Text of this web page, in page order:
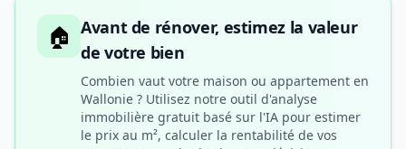
🏠 Avant de rénover, estimez la valeur
de votre bien
Combien vaut votre maison ou appartement en
Wallonie ? Utilisez notre outil d'analyse
immobilière gratuit basé sur l'IA pour estimer
le prix au m², calculer la rentabilité de vos